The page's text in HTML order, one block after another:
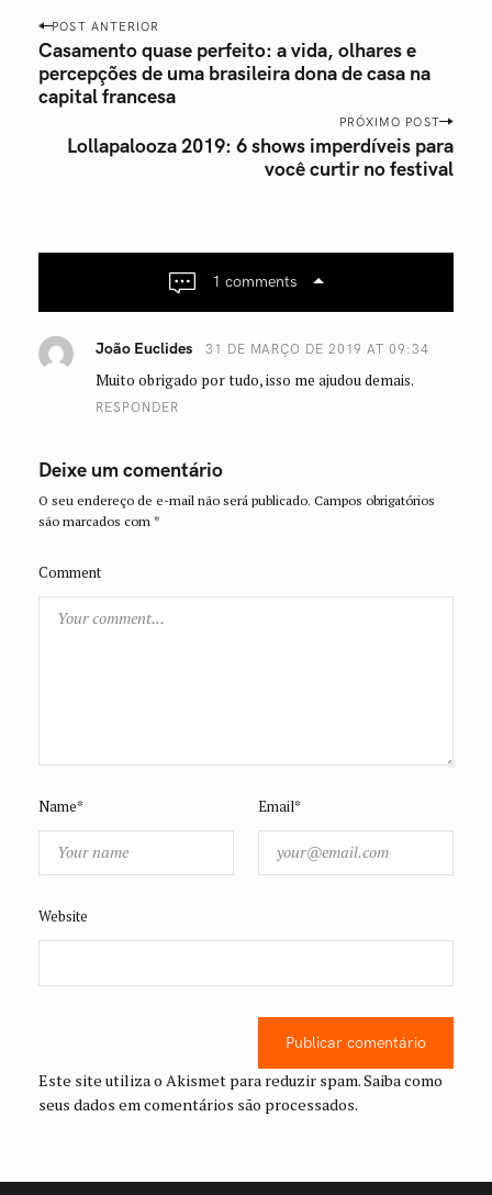
P
o
s
t
i
o
n
POST ANTERIOR
Casamento quase perfeito: a vida, olhares e
percepções de uma brasileira dona de casa na
capital francesa
PRÓXIMO POST
Lollapalooza 2019: 6 shows imperdíveis para
você curtir no festival
1 comments
João Euclides 31 DE MARÇO DE 2019 AT 09:34
Muito obrigado por tudo, isso me ajudou demais.
RESPONDER
Deixe um comentário
O seu endereço de e-mail não será publicado. Campos obrigatórios
são marcados com*
Comment
Name* Email*
Website
Publicar comentário
Este site utiliza o Akismet para reduzir spam.Saiba como
seus dados em comentários são processados.